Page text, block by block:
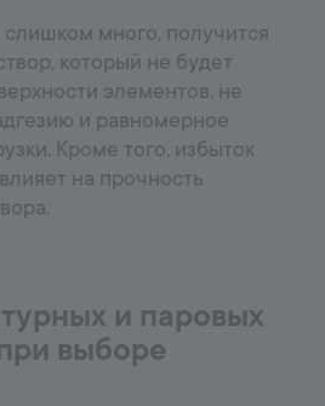
много, получится
который не будет
элементов, не
и равномерное
Кроме того, избыток
на прочность
и паровых
выборе